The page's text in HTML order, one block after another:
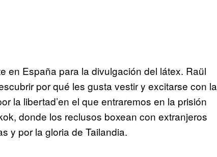
en España para la divulgación del látex. Raül
por qué les gusta vestir y excitarse con la
la libertad’en el que entraremos en la prisión
donde los reclusos boxean con extranjeros
y por la gloria de Tailandia.